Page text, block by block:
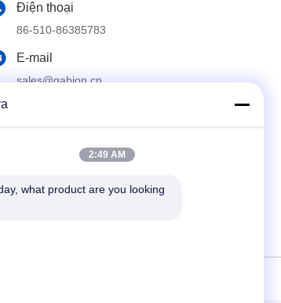
Điện thoại
86-510-86385783
E-mail
sales@gabion.cn
Số 102, Yungu Road, Zhutang Town, thành
Co.,Ltd Tất cả các quyền được bảo lưu.
2:49 AM
what product are you looking